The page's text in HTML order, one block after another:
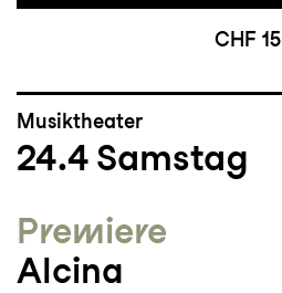
CHF 15
Musiktheater
24.4 Samstag
Premiere
Alcina